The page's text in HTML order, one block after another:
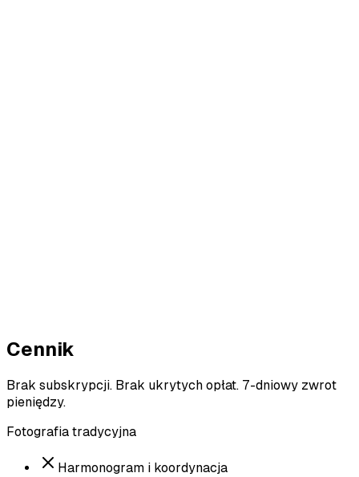
Cennik
Brak subskrypcji. Brak ukrytych opłat. 7-dniowy zwrot
pieniędzy.
Fotografia tradycyjna
Harmonogram i koordynacja